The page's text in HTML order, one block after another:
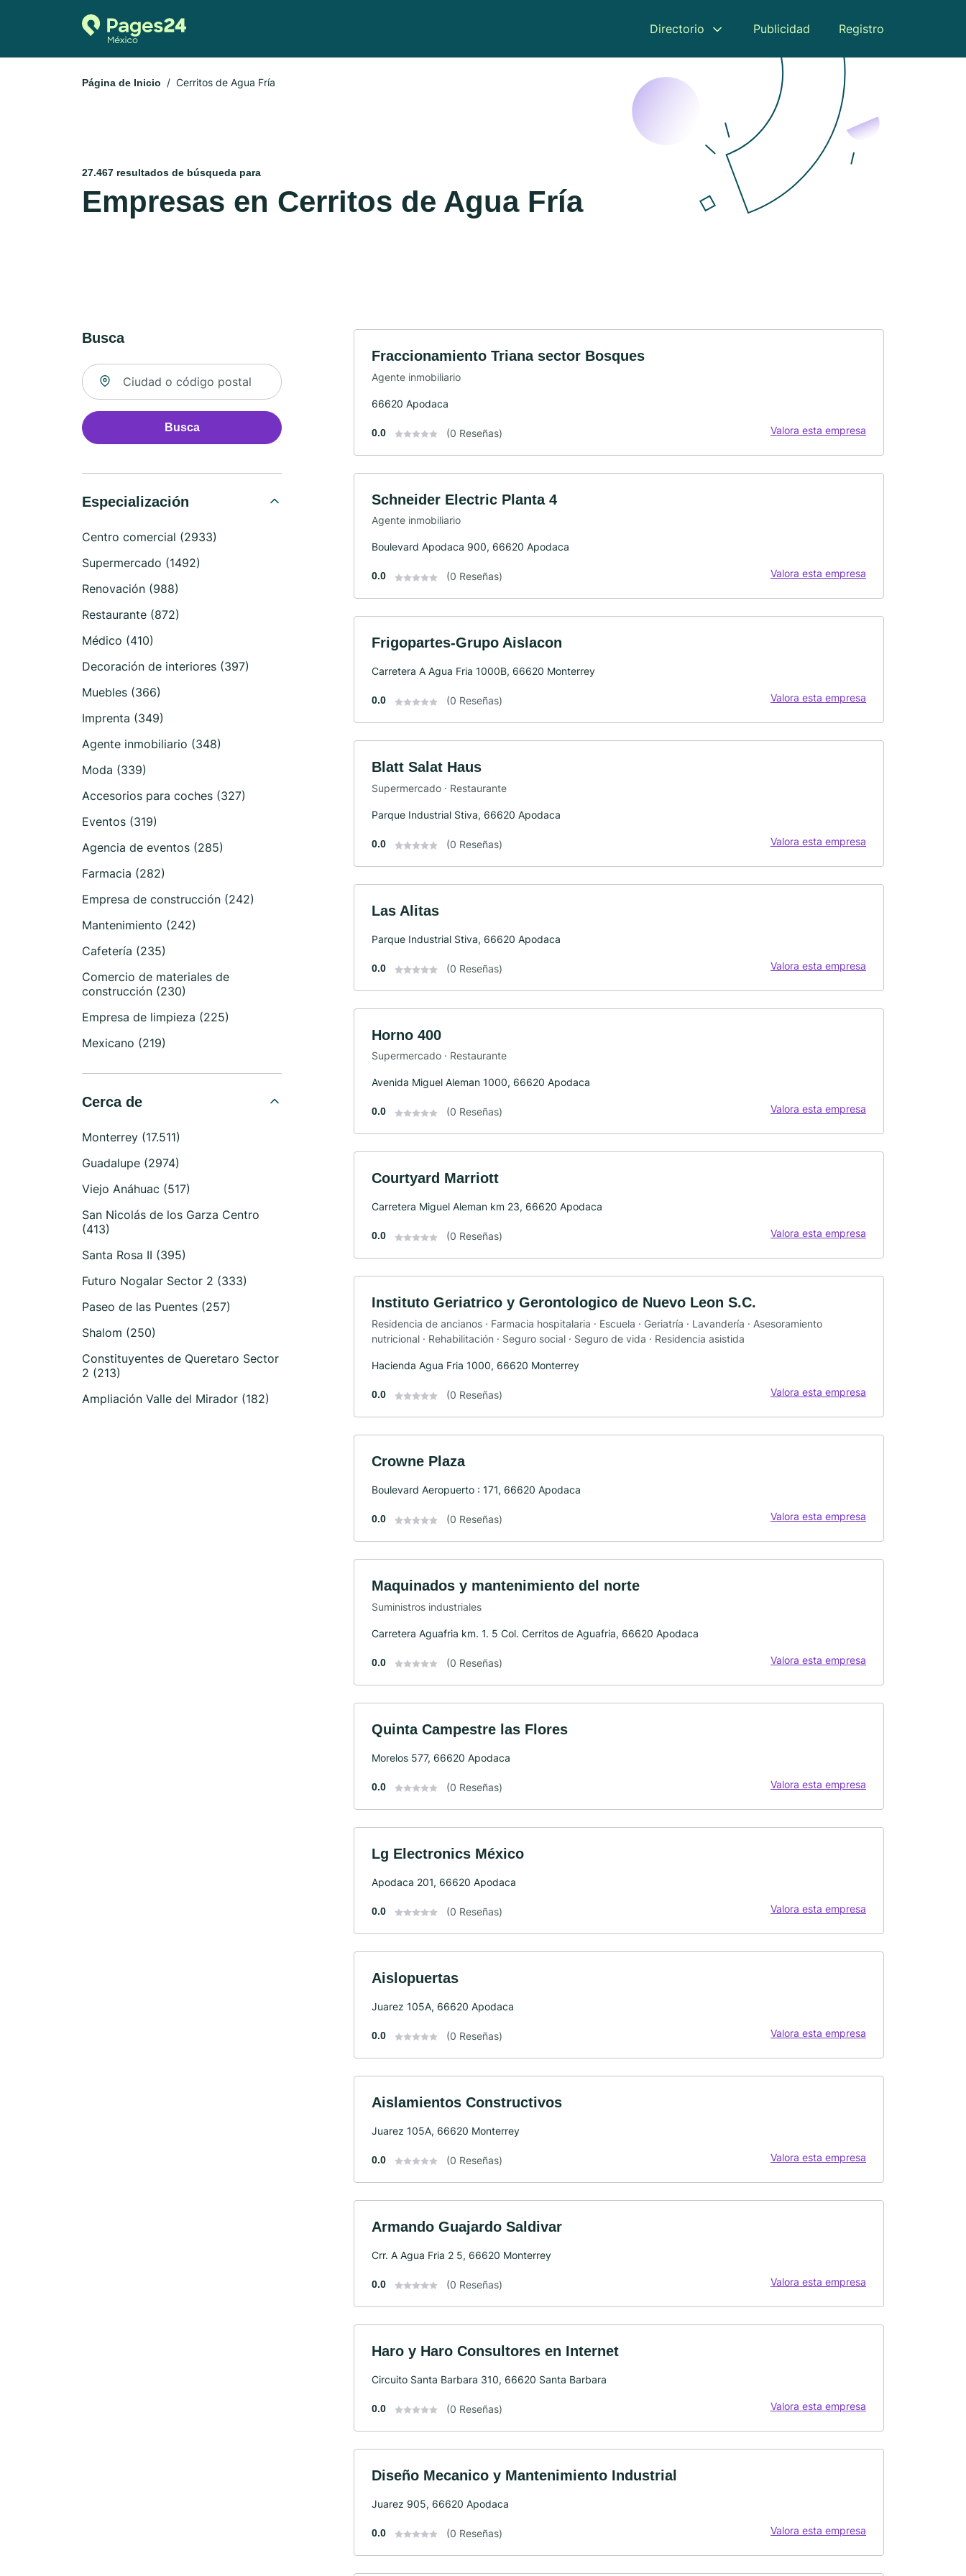
Directorio Publicidad Registro
Página de Inicio Cerritos de Agua Fría
27.467 resultados de búsqueda para
Empresas en Cerritos de Agua Fría
Busca
Buscar ubicación
Busca
Especialización
Centro comercial (2933)
Supermercado (1492)
Renovación (988)
Restaurante (872)
Médico (410)
Decoración de interiores (397)
Muebles (366)
Imprenta (349)
Agente inmobiliario (348)
Moda (339)
Accesorios para coches (327)
Eventos (319)
Agencia de eventos (285)
Farmacia (282)
Empresa de construcción (242)
Mantenimiento (242)
Cafetería (235)
Comercio de materiales de
construcción (230)
Empresa de limpieza (225)
Mexicano (219)
Cerca de
Monterrey (17.511)
Guadalupe (2974)
Viejo Anáhuac (517)
San Nicolás de los Garza Centro
(413)
Santa Rosa II (395)
Futuro Nogalar Sector 2 (333)
Paseo de las Puentes (257)
Shalom (250)
Constituyentes de Queretaro Sector
2 (213)
Ampliación Valle del Mirador (182)
Fraccionamiento Triana sector Bosques
Agente inmobiliario
66620 Apodaca
0.0 (0 Reseñas) Valora esta empresa
Schneider Electric Planta 4
Agente inmobiliario
Boulevard Apodaca 900, 66620 Apodaca
0.0 (0 Reseñas) Valora esta empresa
Frigopartes-Grupo Aislacon
Carretera A Agua Fria 1000B, 66620 Monterrey
0.0 (0 Reseñas) Valora esta empresa
Blatt Salat Haus
Supermercado · Restaurante
Parque Industrial Stiva, 66620 Apodaca
0.0 (0 Reseñas) Valora esta empresa
Las Alitas
Parque Industrial Stiva, 66620 Apodaca
0.0 (0 Reseñas) Valora esta empresa
Horno 400
Supermercado · Restaurante
Avenida Miguel Aleman 1000, 66620 Apodaca
0.0 (0 Reseñas) Valora esta empresa
Courtyard Marriott
Carretera Miguel Aleman km 23, 66620 Apodaca
0.0 (0 Reseñas) Valora esta empresa
Instituto Geriatrico y Gerontologico de Nuevo Leon S.C.
Residencia de ancianos · Farmacia hospitalaria · Escuela · Geriatría · Lavandería · Asesoramiento
nutricional · Rehabilitación · Seguro social · Seguro de vida · Residencia asistida
Hacienda Agua Fria 1000, 66620 Monterrey
0.0 (0 Reseñas) Valora esta empresa
Crowne Plaza
Boulevard Aeropuerto : 171, 66620 Apodaca
0.0 (0 Reseñas) Valora esta empresa
Maquinados y mantenimiento del norte
Suministros industriales
Carretera Aguafria km. 1. 5 Col. Cerritos de Aguafria, 66620 Apodaca
0.0 (0 Reseñas) Valora esta empresa
Quinta Campestre las Flores
Morelos 577, 66620 Apodaca
0.0 (0 Reseñas) Valora esta empresa
Lg Electronics México
Apodaca 201, 66620 Apodaca
0.0 (0 Reseñas) Valora esta empresa
Aislopuertas
Juarez 105A, 66620 Apodaca
0.0 (0 Reseñas) Valora esta empresa
Aislamientos Constructivos
Juarez 105A, 66620 Monterrey
0.0 (0 Reseñas) Valora esta empresa
Armando Guajardo Saldivar
Crr. A Agua Fria 2 5, 66620 Monterrey
0.0 (0 Reseñas) Valora esta empresa
Haro y Haro Consultores en Internet
Circuito Santa Barbara 310, 66620 Santa Barbara
0.0 (0 Reseñas) Valora esta empresa
Diseño Mecanico y Mantenimiento Industrial
Juarez 905, 66620 Apodaca
0.0 (0 Reseñas) Valora esta empresa